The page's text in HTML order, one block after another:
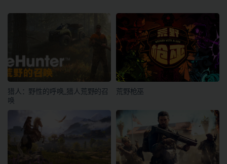
猎人：野性的呼唤_猎人荒野的召
唤
荒野枪巫